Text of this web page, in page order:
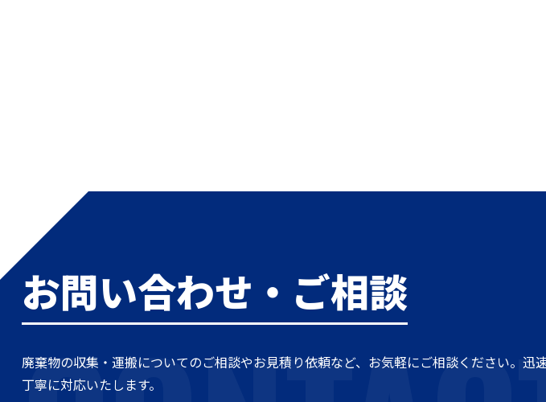
お問い合わせ・ご相談
廃棄物の収集・運搬についてのご相談やお見積り依頼など、お気軽にご相談ください。迅
丁寧に対応いたします。